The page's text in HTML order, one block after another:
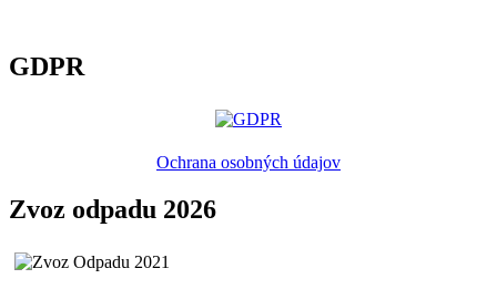
GDPR
Ochrana osobných údajov
Zvoz odpadu 2026